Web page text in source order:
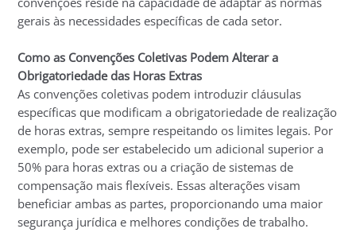
gerais às necessidades específicas de cada setor.
Como as Convenções Coletivas Podem Alterar a
Obrigatoriedade das Horas Extras
As convenções coletivas podem introduzir cláusulas
específicas que modificam a obrigatoriedade de realização
de horas extras, sempre respeitando os limites legais. Por
exemplo, pode ser estabelecido um adicional superior a
50% para horas extras ou a criação de sistemas de
compensação mais flexíveis. Essas alterações visam
beneficiar ambas as partes, proporcionando uma maior
segurança jurídica e melhores condições de trabalho.